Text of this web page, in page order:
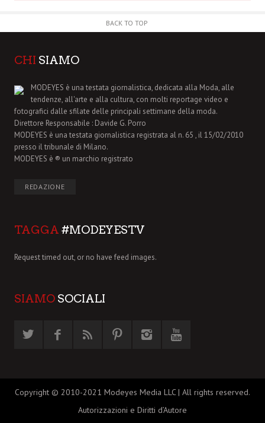
BACK TO TOP
CHI SIAMO
MODEYES è una testata giornalistica, dedicata alla Moda, alle
tendenze, all'arte e alla cultura, con molti reportage video e
fotografici dalle sfilate delle principali settimane della moda.
Direttore Responsabile : Davide G. Porro
MODEYES è una testata giornalistica registrata al n. 65 , il 15/02/2010
presso il tribunale di Milano.
MODEYES è ® un marchio registrato
REDAZIONE
TAGGA #MODEYESTV
Request timed out, or no have feed images.
SIAMO SOCIALI
Copyright © 2010-2021 Modeyes Media LLC | All rights reserved.
Autorizzazioni e Diritti d’Autore